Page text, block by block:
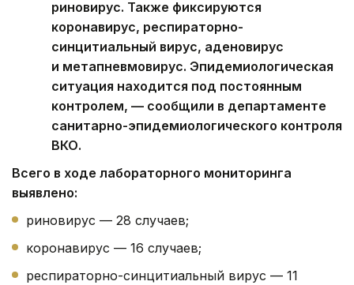
риновирус. Также фиксируются
коронавирус, респираторно-
синцитиальный вирус, аденовирус
и метапневмовирус. Эпидемиологическая
ситуация находится под постоянным
контролем, — сообщили в департаменте
санитарно-эпидемиологического контроля
ВКО.
Всего в ходе лабораторного мониторинга
выявлено:
риновирус — 28 случаев;
коронавирус — 16 случаев;
респираторно-синцитиальный вирус — 11